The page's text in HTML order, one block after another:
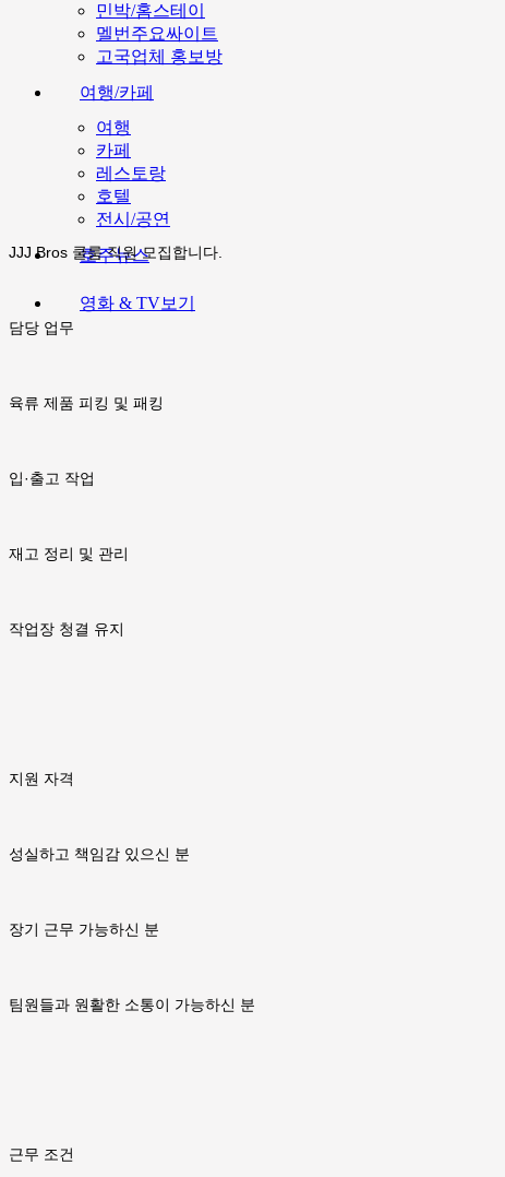
민박/홈스테이
멜번주요싸이트
고국업체 홍보방
여행/카페
여행
카페
레스토랑
호텔
전시/공연
호주뉴스
영화 & TV보기
JJJ Bros 쿨룸 직원 모집합니다.
담당 업무
육류 제품 피킹 및 패킹
입·출고 작업
재고 정리 및 관리
작업장 청결 유지
지원 자격
성실하고 책임감 있으신 분
장기 근무 가능하신 분
팀원들과 원활한 소통이 가능하신 분
근무 조건